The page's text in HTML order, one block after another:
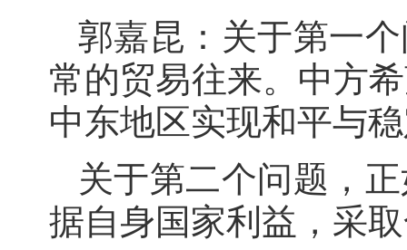
郭嘉昆：关于第一
常的贸易往来。中方
中东地区实现和平与
关于第二个问题，
据自身国家利益，采